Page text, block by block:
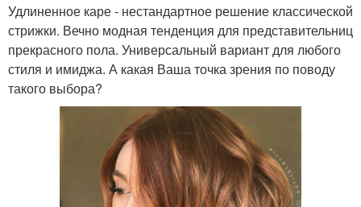
Удлиненное каре - нестандартное решение классической
стрижки. Вечно модная тенденция для представительниц
прекрасного пола. Универсальный вариант для любого
стиля и имиджа. А какая Ваша точка зрения по поводу
такого выбора?